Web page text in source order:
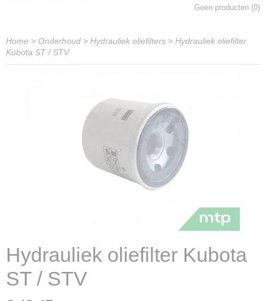
Geen producten (0)
Home > Onderhoud > Hydrauliek oliefilters > Hydrauliek oliefilter
Kubota ST / STV
Hydrauliek oliefilter Kubota
ST / STV